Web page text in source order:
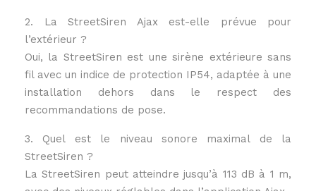
2. La StreetSiren Ajax est-elle prévue pour
l’extérieur ?
Oui, la StreetSiren est une sirène extérieure sans
fil avec un indice de protection IP54, adaptée à une
installation dehors dans le respect des
recommandations de pose.
3. Quel est le niveau sonore maximal de la
StreetSiren ?
La StreetSiren peut atteindre jusqu’à 113 dB à 1 m,